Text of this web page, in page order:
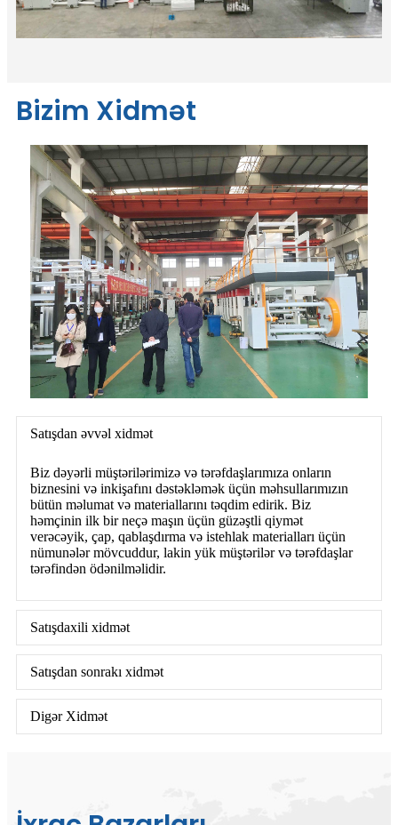
Bizim Xidmət
Satışdan əvvəl xidmət
Biz dəyərli müştərilərimizə və tərəfdaşlarımıza onların
biznesini və inkişafını dəstəkləmək üçün məhsullarımızın
bütün məlumat və materiallarını təqdim edirik. Biz
həmçinin ilk bir neçə maşın üçün güzəştli qiymət
verəcəyik, çap, qablaşdırma və istehlak materialları üçün
nümunələr mövcuddur, lakin yük müştərilər və tərəfdaşlar
tərəfindən ödənilməlidir.
Satışdaxili xidmət
Satışdan sonrakı xidmət
Digər Xidmət